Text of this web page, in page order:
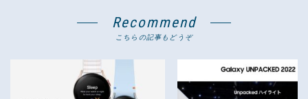
Recommend
こちらの記事もどうぞ